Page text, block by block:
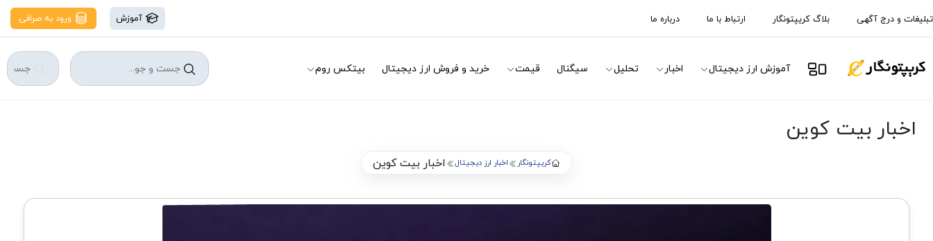
تبلیغات و درج آگهی بلاگ کریپتونگار ارتباط با ما درباره ما آموزش ورود به صرافی
آموزش ارز دیجیتال اخبار تحلیل سیگنال قیمت خرید و فروش ارز دیجیتال بیتکس روم
اخبار بیت کوین
کریپتونگار اخبار ارز دیجیتال اخبار بیت کوین